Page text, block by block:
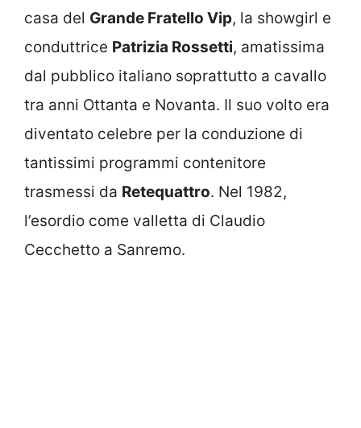
casa del Grande Fratello Vip, la showgirl e
conduttrice Patrizia Rossetti, amatissima
dal pubblico italiano soprattutto a cavallo
tra anni Ottanta e Novanta. Il suo volto era
diventato celebre per la conduzione di
tantissimi programmi contenitore
trasmessi da Retequattro. Nel 1982,
l’esordio come valletta di Claudio
Cecchetto a Sanremo.